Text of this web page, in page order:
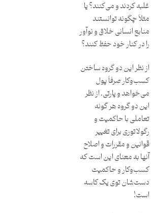
غلبه کردند و می‌کنند؟ یا
مثلاً چگونه توانستند
منابع انسانی خلاق و نوآور
را در کنار خود حفظ کنند؟
از نظر این دو گروه ساختن
کسب‌وکار صرفاً پول
می‌خواهد و پارتی. از نظر
این دو گروه هر گونه
تعاملی با حاکمیت و
رگولاتوری برای تغییر
قوانین و مقررات و اصلاح
آنها به معنای این است که
کسب‌وکار و حاکمیت
دست‌شان توی یک کاسه
است!